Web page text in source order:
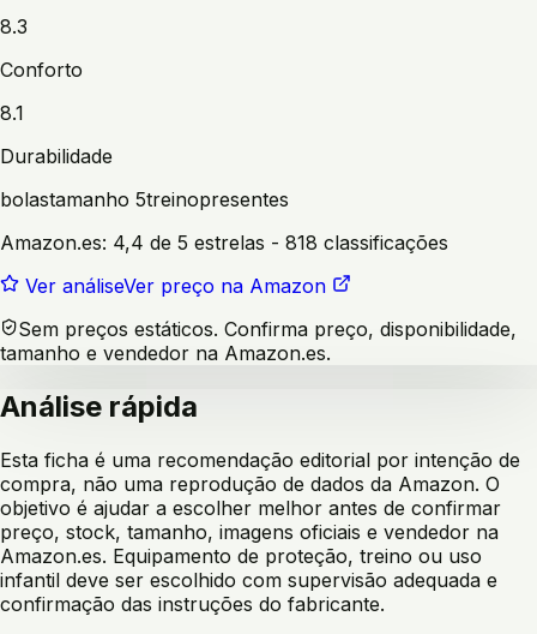
8.3
Conforto
8.1
Durabilidade
bolastamanho 5treinopresentes
Amazon.es: 4,4 de 5 estrelas - 818 classificações
Ver análiseVer preço na Amazon
Sem preços estáticos. Confirma preço, disponibilidade,
tamanho e vendedor na Amazon.es.
Análise rápida
Esta ficha é uma recomendação editorial por intenção de
compra, não uma reprodução de dados da Amazon. O
objetivo é ajudar a escolher melhor antes de confirmar
preço, stock, tamanho, imagens oficiais e vendedor na
Amazon.es. Equipamento de proteção, treino ou uso
infantil deve ser escolhido com supervisão adequada e
confirmação das instruções do fabricante.